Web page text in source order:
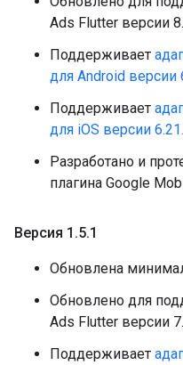
Ads Flutter версии
Поддерживает
для Android версии
Поддерживает
для iOS версии
Разработано и
плагина Google
Версия 1 .5.1
Обновлена
Обновлено для
Ads Flutter версии
Поддерживает